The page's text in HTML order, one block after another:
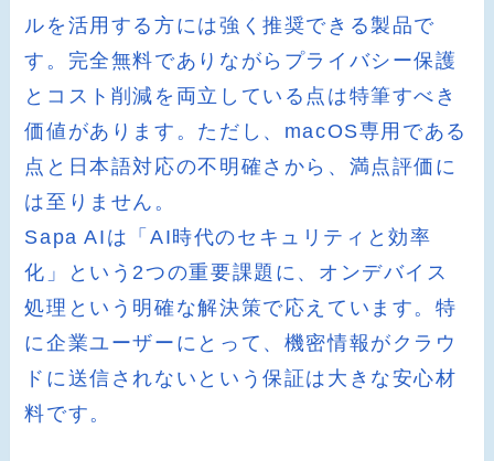
ルを活用する方には強く推奨できる製品で
す。完全無料でありながらプライバシー保護
とコスト削減を両立している点は特筆すべき
価値があります。ただし、macOS専用である
点と日本語対応の不明確さから、満点評価に
は至りません。
Sapa AIは「AI時代のセキュリティと効率
化」という2つの重要課題に、オンデバイス
処理という明確な解決策で応えています。特
に企業ユーザーにとって、機密情報がクラウ
ドに送信されないという保証は大きな安心材
料です。